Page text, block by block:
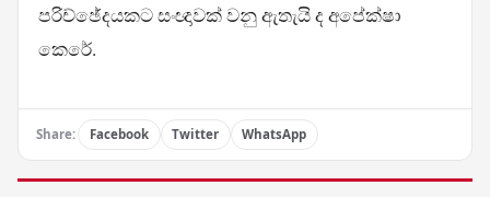
පරිච්ඡේදයකට සංඥාවක් වනු ඇතැයි ද අපේක්ෂා
කෙරේ.
Share: Facebook Twitter WhatsApp